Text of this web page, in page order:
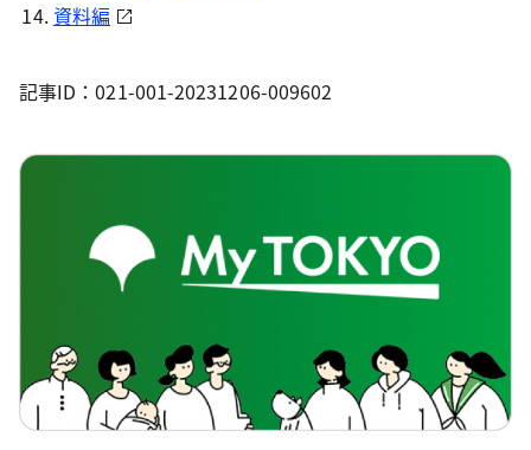
資料編
記事ID：021-001-20231206-009602